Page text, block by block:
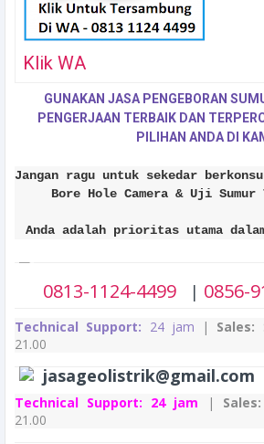
Klik WA
GUNAKAN JASA PENGEBORAN
PENGERJAAN TERBAIK DAN
PILIHAN ANDA DI
Jangan ragu untuk sekedar
Bore Hole Camera & Uji Sumur
Anda adalah prioritas utama
0813-1124-4499 | 0856-
Technical Support: 24 jam | Sales:
21.00
jasageolistrik@gmail.com
Technical Support: 24 jam | Sales:
21.00